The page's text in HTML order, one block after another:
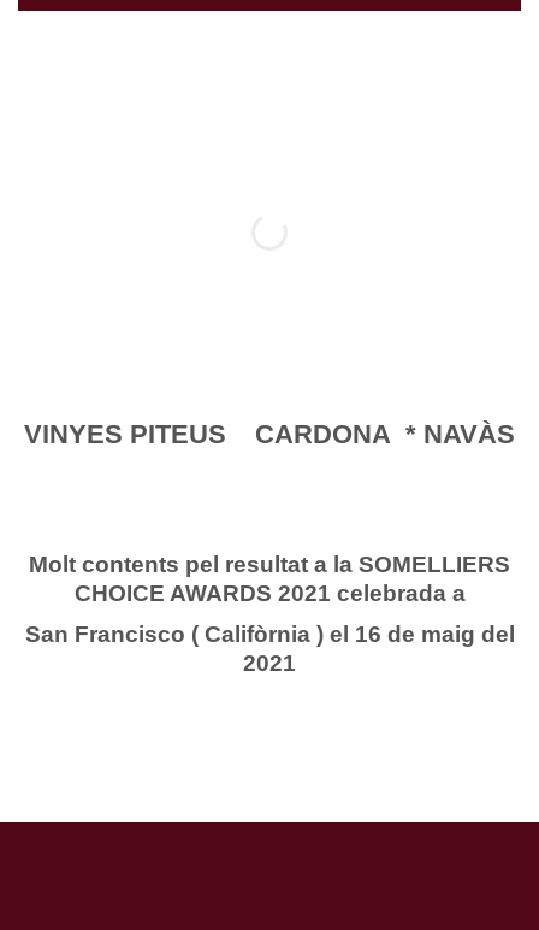
VINYES PITEUS CARDONA * NAVÀS
Molt contents pel resultat a la SOMELLIERS
CHOICE AWARDS 2021 celebrada a
San Francisco ( Califòrnia ) el 16 de maig del
2021